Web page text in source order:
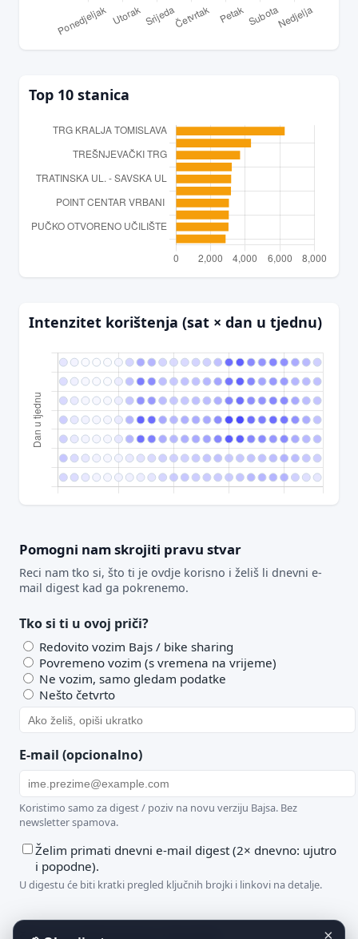
Top 10 stanica
Intenzitet korištenja (sat × dan u tjednu)
Pomogni nam skrojiti pravu stvar
Reci nam tko si, što ti je ovdje korisno i želiš li dnevni e-
mail digest kad ga pokrenemo.
Tko si ti u ovoj priči?
Redovito vozim Bajs / bike sharing
Povremeno vozim (s vremena na vrijeme)
Ne vozim, samo gledam podatke
Nešto četvrto
E-mail (opcionalno)
Koristimo samo za digest / poziv na novu verziju Bajsa. Bez
newsletter spamova.
Želim primati dnevni e-mail digest (2× dnevno: ujutro
i popodne).
U digestu će biti kratki pregled ključnih brojki i linkovi na detalje.
×